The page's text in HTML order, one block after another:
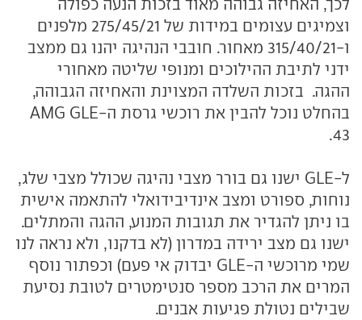
לכך, האחיזה גבוהה מאוד בזכות הנעה כפולה
וצמיגים עצומים במידות של 275/45/21 מלפנים
ו-315/40/21 מאחור. חובבי הנהיגה יהנו גם ממצב
ידני לתיבת ההילוכים ומנופי שליטה מאחורי
ההגה. בזכות השלדה המצוינת והאחיזה הגבוהה,
בהחלט נוכל להבין את רוכשי גרסת ה-AMG GLE
43.
ל-GLE ישנו גם בורר מצבי נהיגה שכולל מצבי שלג,
נוחות, ספורט ומצב אינדיבידואלי להתאמה אישית
בו ניתן להגדיר את תגובות המנוע, ההגה והמתלים.
ישנו גם מצב ירידה במדרון (לא בדקנו, ולא נראה לנו
שמי מרוכשי ה-GLE יבדוק אי פעם) וכפתור נוסף
המרים את הרכב מספר סנטימטרים לטובת נסיעת
שבילים נטולת פגיעות אבנים.